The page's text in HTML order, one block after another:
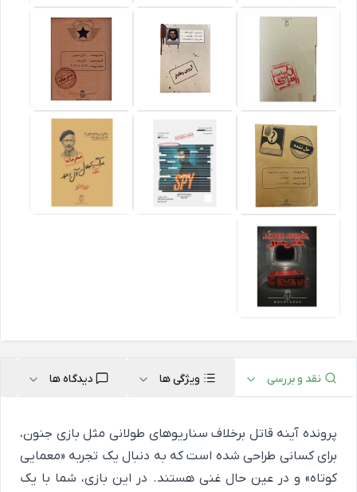
نقد و بررسی ویژگی ها دیدگاه ها
پرونده آینه قاتل برخلاف سناریوهای طولانی مثل بازی جنون،
برای کسانی طراحی شده است که به دنبال یک تجربه «معمایی
کوتاه» و در عین حال غنی هستند. در این بازی، شما با یک